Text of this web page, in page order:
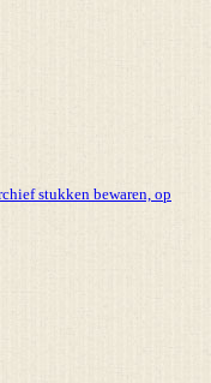
stukken bewaren, op